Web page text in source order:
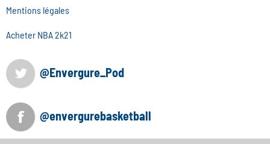
Mentions légales
Acheter NBA 2k21
@Envergure_Pod
@envergurebasketball